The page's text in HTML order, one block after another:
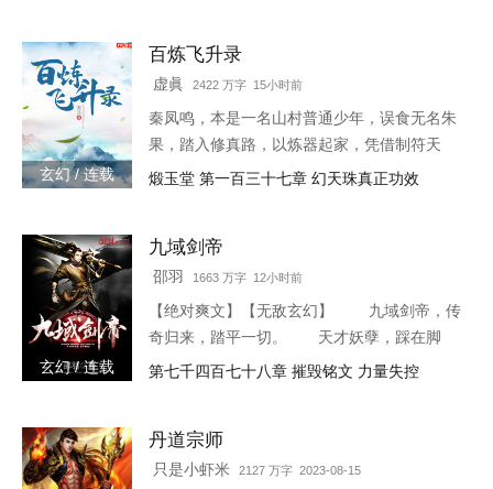
玄幻 / 连载
百炼飞升录
虚眞 2422 万字 15小时前
秦凤鸣，本是一名山村普通少年，误食无名朱
果，踏入修真路，以炼器起家，凭借制符天
赋，只身闯荡荆棘密布的修仙界，本一切都顺
煅玉堂 第一百三十七章 幻天珠真正功效
玄幻 / 连载
九域剑帝
邵羽 1663 万字 12小时前
【绝对爽文】【无敌玄幻】 九域剑帝，传
奇归来，踏平一切。 天才妖孽，踩在脚
下，强者大能，挥手灭杀。 人不犯我，我
第七千四百七十八章 摧毁铭文 力量失控
丹道宗师
只是小虾米 2127 万字 2023-08-15